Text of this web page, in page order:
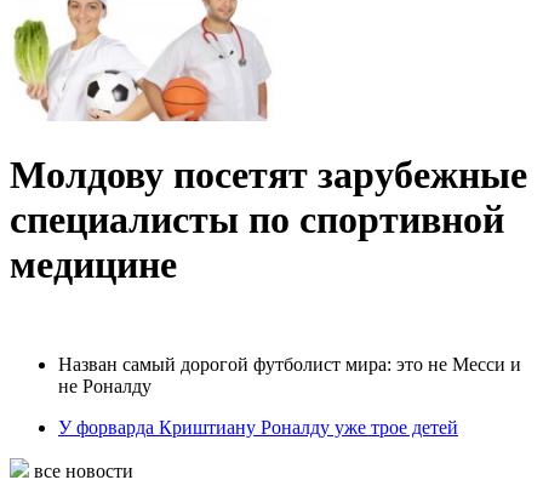
Молдову посетят зарубежные
специалисты по спортивной
медицине
Назван самый дорогой футболист мира: это не Месси и
не Роналду
У форварда Криштиану Роналду уже трое детей
все новости